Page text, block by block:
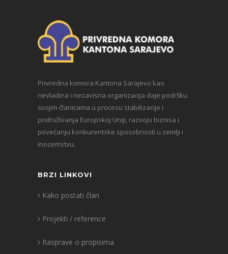
Privredna komora Kantona Sarajevo kao
nevladina i nezavisna organizacija daje podršku
svojim članicama u procesu stabilizacije i
pridruživanja Europskoj Uniji, razvoju biznisa i
povećanju konkurentske sposobnosti u zemlji i
inozemstvu.
BRZI LINKOVI
Kako postati član
Projekti / reference
Rasprave o propisima